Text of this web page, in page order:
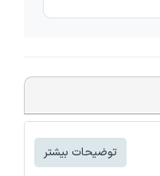
توضیحات بیشتر